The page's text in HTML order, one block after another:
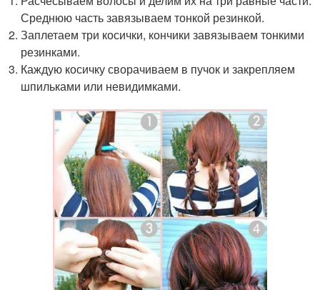
Среднюю часть завязываем тонкой резинкой.
Заплетаем три косички, кончики завязываем тонкими
резинками.
Каждую косичку сворачиваем в пучок и закрепляем
шпильками или невидимками.